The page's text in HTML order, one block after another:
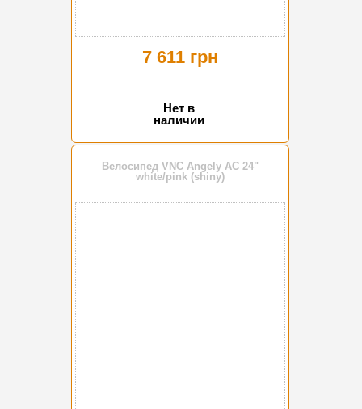
7 611 грн
Нет в
наличии
Велосипед VNC Angely AC 24"
white/pink (shiny)